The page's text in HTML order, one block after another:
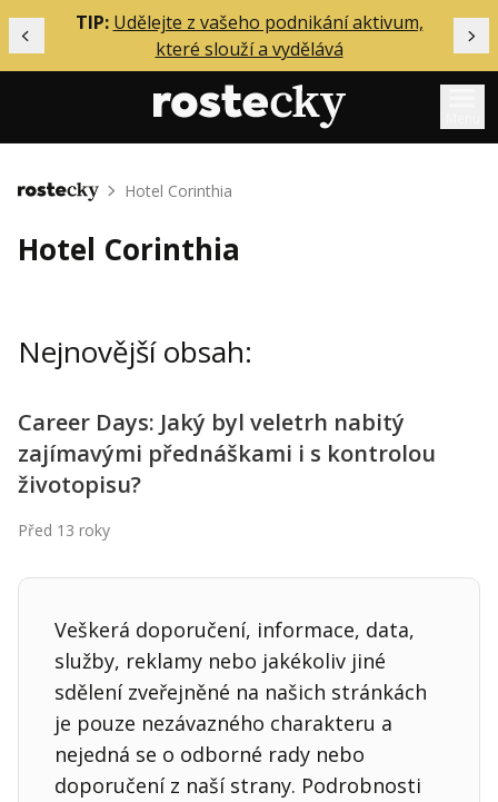
Předchozí
TIP: Udělejte z vašeho podnikání aktivum,
které slouží a vydělává
Mentoring
Solo
Inzerce
Přihlášení
Kontakt
Obchodní podmínky
Domů Hotel Corinthia
Hotel Corinthia
Nejnovější obsah:
Career Days: Jaký byl veletrh nabitý
zajímavými přednáškami i s kontrolou
životopisu?
Před 13 roky
Veškerá doporučení, informace, data,
služby, reklamy nebo jakékoliv jiné
sdělení zveřejněné na našich stránkách
je pouze nezávazného charakteru a
nejedná se o odborné rady nebo
doporučení z naší strany. Podrobnosti